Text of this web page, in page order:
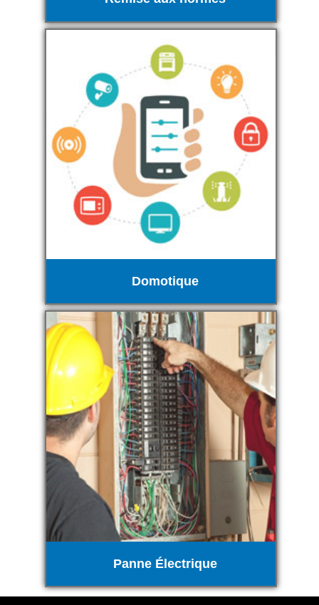
Domotique
Panne Électrique